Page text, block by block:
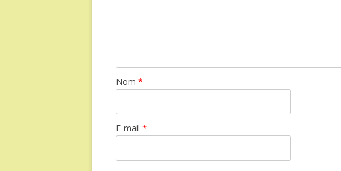
Nom *
E-mail *